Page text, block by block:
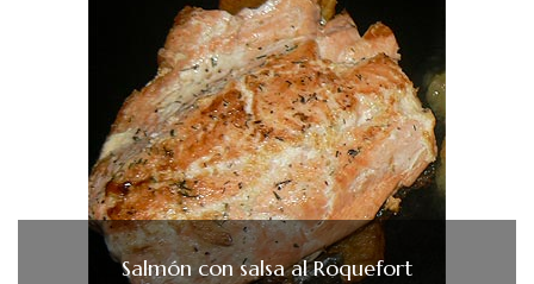
Salmón con salsa al Roquefort